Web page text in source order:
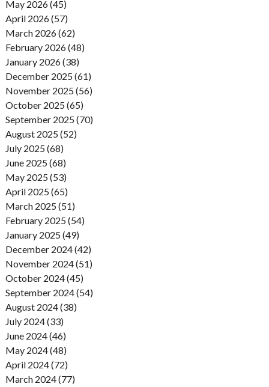
May 2026 (45)
April 2026 (57)
March 2026 (62)
February 2026 (48)
January 2026 (38)
December 2025 (61)
November 2025 (56)
October 2025 (65)
September 2025 (70)
August 2025 (52)
July 2025 (68)
June 2025 (68)
May 2025 (53)
April 2025 (65)
March 2025 (51)
February 2025 (54)
January 2025 (49)
December 2024 (42)
November 2024 (51)
October 2024 (45)
September 2024 (54)
August 2024 (38)
July 2024 (33)
June 2024 (46)
May 2024 (48)
April 2024 (72)
March 2024 (77)